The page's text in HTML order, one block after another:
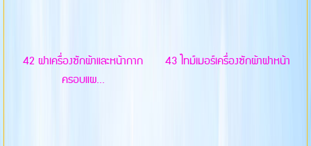
42 ฝาเครื่องซักผ้าและหน้ากาก
ครอบแผ...
43 ไทม์เมอร์เครื่องซักผ้าฝาหน้า